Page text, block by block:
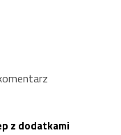
z dodatkami